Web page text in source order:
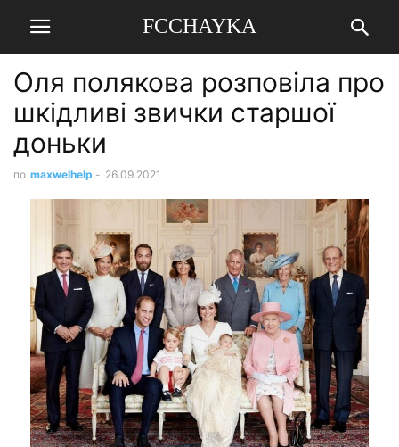
FCCHAYKA
Оля полякова розповіла про
шкідливі звички старшої
доньки
по maxwelhelp - 26.09.2021